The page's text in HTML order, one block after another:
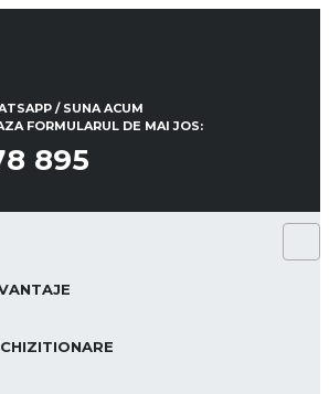
/ SUNA ACUM
FORMULARUL DE MAI JOS:
895